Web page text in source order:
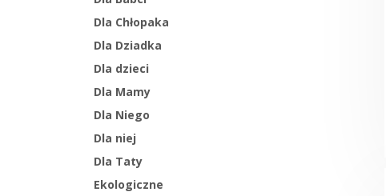
Dla Chłopaka
Dla Dziadka
Dla dzieci
Dla Mamy
Dla Niego
Dla niej
Dla Taty
Ekologiczne